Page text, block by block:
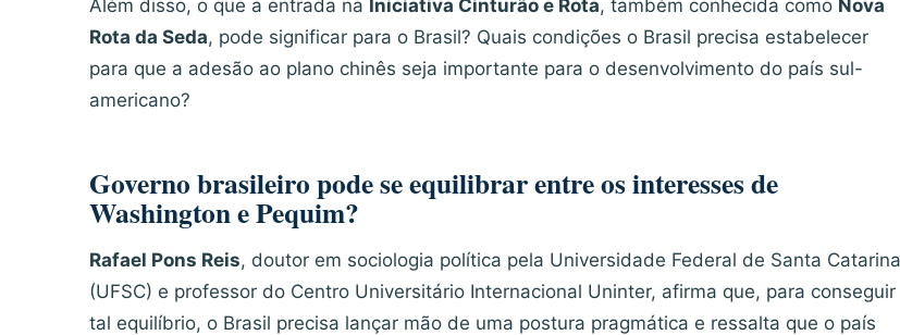
Além disso, o que a entrada na Iniciativa Cinturão e Rota, também conhecida como Nova
Rota da Seda, pode significar para o Brasil? Quais condições o Brasil precisa estabelecer
para que a adesão ao plano chinês seja importante para o desenvolvimento do país sul-
americano?
Governo brasileiro pode se equilibrar entre os interesses de
Washington e Pequim?
Rafael Pons Reis, doutor em sociologia política pela Universidade Federal de Santa Catarina
(UFSC) e professor do Centro Universitário Internacional Uninter, afirma que, para conseguir
tal equilíbrio, o Brasil precisa lançar mão de uma postura pragmática e ressalta que o país